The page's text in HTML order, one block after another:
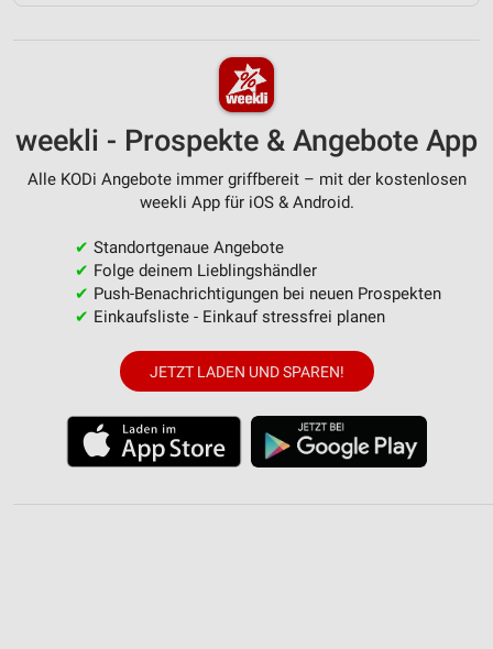
weekli - Prospekte & Angebote App
Alle KODi Angebote immer griffbereit – mit der kostenlosen
weekli App für iOS & Android.
✔ Standortgenaue Angebote
✔ Folge deinem Lieblingshändler
✔ Push-Benachrichtigungen bei neuen Prospekten
✔ Einkaufsliste - Einkauf stressfrei planen
JETZT LADEN UND SPAREN!